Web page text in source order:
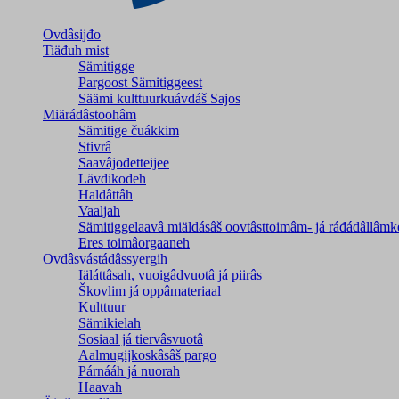
Ovdâsijđo
Tiäđuh mist
Sämitigge
Pargoost Sämitiggeest
Säämi kulttuurkuávdáš Sajos
Miärádâstoohâm
Sämitige čuákkim
Stivrâ
Saavâjođetteijee
Lävdikodeh
Haldâttâh
Vaaljah
Sämitiggelaavâ miäldásâš oovtâsttoimâm- já
Eres toimâorgaaneh
Ovdâsvástádâssyergih
Iäláttâsah, vuoigâdvuotâ já piirâs
Škovlim já oppâmateriaal
Kulttuur
Sämikielah
Sosiaal já tiervâsvuotâ
Aalmugijkoskâsâš pargo
Párnááh já nuorah
Haavah